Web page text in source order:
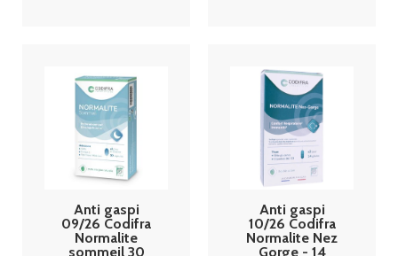
Anti gaspi
09/26 Codifra
Normalite
sommeil 30
Anti gaspi
10/26 Codifra
Normalite Nez
Gorge - 14